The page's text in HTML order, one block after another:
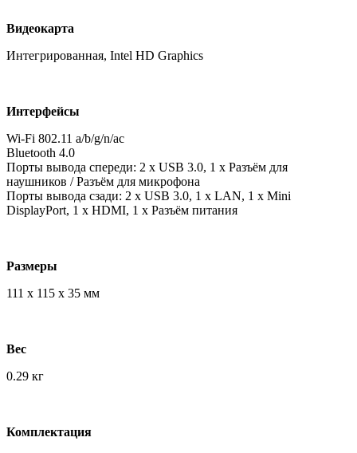
Видеокарта
Интегрированная, Intel HD Graphics
Интерфейсы
Wi-Fi 802.11 a/b/g/n/ac
Bluetooth 4.0
Порты вывода спереди: 2 x USB 3.0, 1 x Разъём для
наушников / Разъём для микрофона
Порты вывода сзади: 2 x USB 3.0, 1 x LAN, 1 x Mini
DisplayPort, 1 x HDMI, 1 x Разъём питания
Размеры
111 x 115 x 35 мм
Вес
0.29 кг
Комплектация